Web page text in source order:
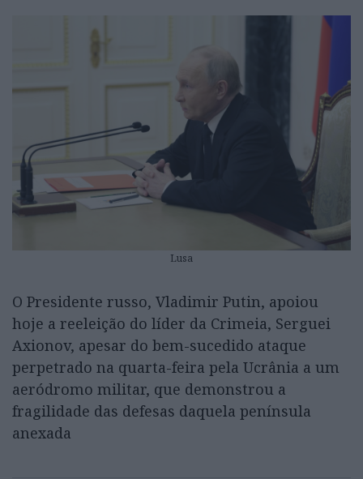
Lusa
O Presidente russo, Vladimir Putin, apoiou
hoje a reeleição do líder da Crimeia, Serguei
Axionov, apesar do bem-sucedido ataque
perpetrado na quarta-feira pela Ucrânia a um
aeródromo militar, que demonstrou a
fragilidade das defesas daquela península
anexada